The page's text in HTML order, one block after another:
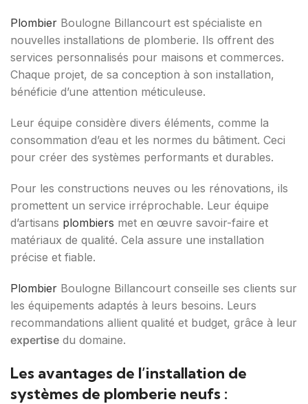
Plombier Boulogne Billancourt est spécialiste en
nouvelles installations de plomberie. Ils offrent des
services personnalisés pour maisons et commerces.
Chaque projet, de sa conception à son installation,
bénéficie d’une attention méticuleuse.
Leur équipe considère divers éléments, comme la
consommation d’eau et les normes du bâtiment. Ceci
pour créer des systèmes performants et durables.
Pour les constructions neuves ou les rénovations, ils
promettent un service irréprochable. Leur équipe
d’artisans plombiers met en œuvre savoir-faire et
matériaux de qualité. Cela assure une installation
précise et fiable.
Plombier Boulogne Billancourt conseille ses clients sur
les équipements adaptés à leurs besoins. Leurs
recommandations allient qualité et budget, grâce à leur
expertise du domaine.
Les avantages de l’installation de
systèmes de plomberie neufs :